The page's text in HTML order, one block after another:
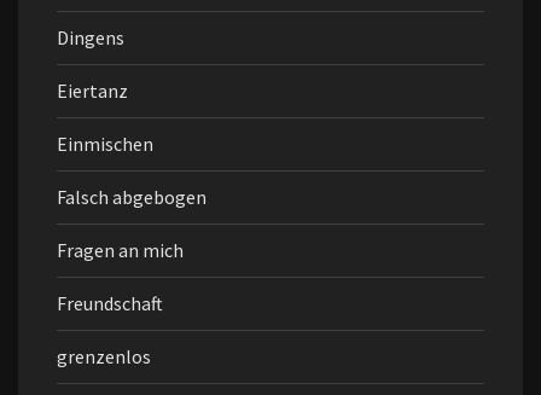
Dingens
Eiertanz
Einmischen
Falsch abgebogen
Fragen an mich
Freundschaft
grenzenlos